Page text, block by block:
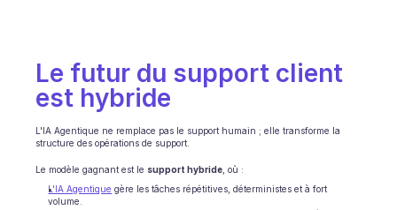
Le futur du support client
est hybride
L'IA Agentique ne remplace pas le support humain ; elle transforme la
structure des opérations de support.
Le modèle gagnant est le support hybride , où :
L'IA Agentique gère les tâches répétitives, déterministes et à fort
volume.